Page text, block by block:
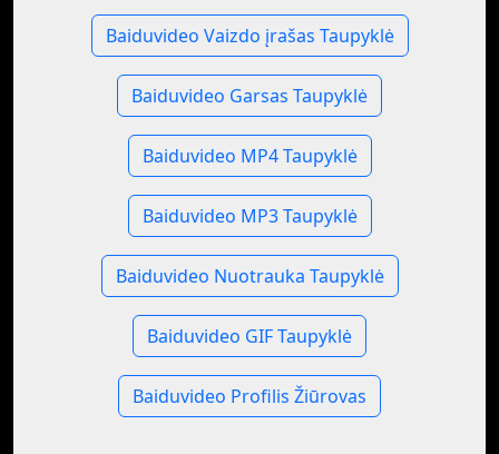
Baiduvideo Vaizdo įrašas Taupyklė
Baiduvideo Garsas Taupyklė
Baiduvideo MP4 Taupyklė
Baiduvideo MP3 Taupyklė
Baiduvideo Nuotrauka Taupyklė
Baiduvideo GIF Taupyklė
Baiduvideo Profilis Žiūrovas